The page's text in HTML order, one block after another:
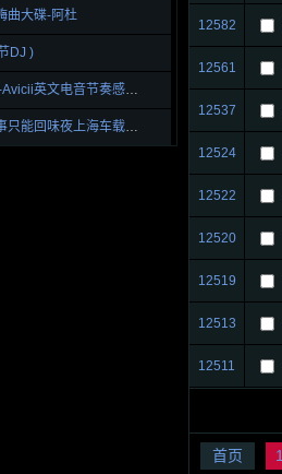
曲大碟-阿杜
DJ )
深港精选百大DJ-Avicii英文电音节奏感车载慢摇
深港精选老歌往事只能回味夜上海车载串烧
12582
12561
12537
12524
12522
12520
12519
12513
12511
首页 1